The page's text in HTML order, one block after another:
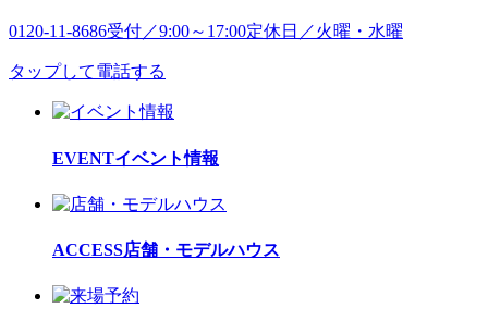
0120-11-8686受付／9:00～17:00定休日／火曜・水曜
タップして電話する
EVENTイベント情報
ACCESS店舗・モデルハウス